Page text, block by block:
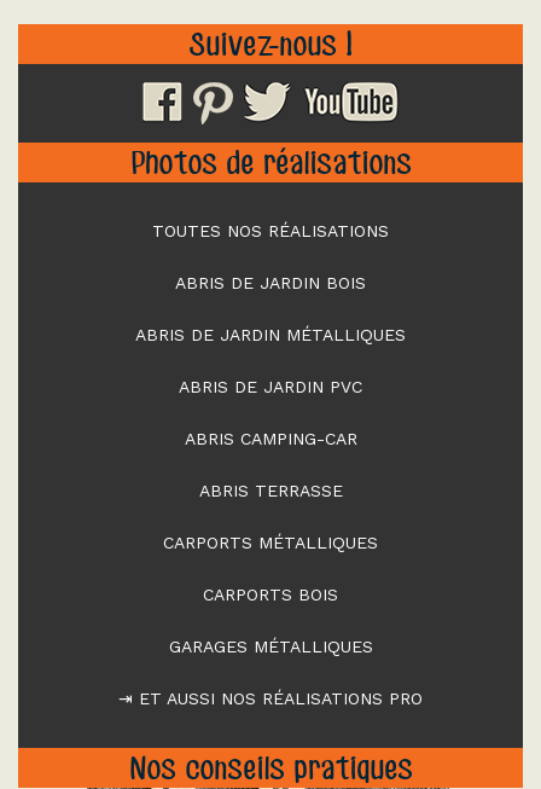
Suivez-nous !
Photos de réalisations
TOUTES NOS RÉALISATIONS
ABRIS DE JARDIN BOIS
ABRIS DE JARDIN MÉTALLIQUES
ABRIS DE JARDIN PVC
ABRIS CAMPING-CAR
ABRIS TERRASSE
CARPORTS MÉTALLIQUES
CARPORTS BOIS
GARAGES MÉTALLIQUES
⇥ ET AUSSI NOS RÉALISATIONS PRO
Nos conseils pratiques